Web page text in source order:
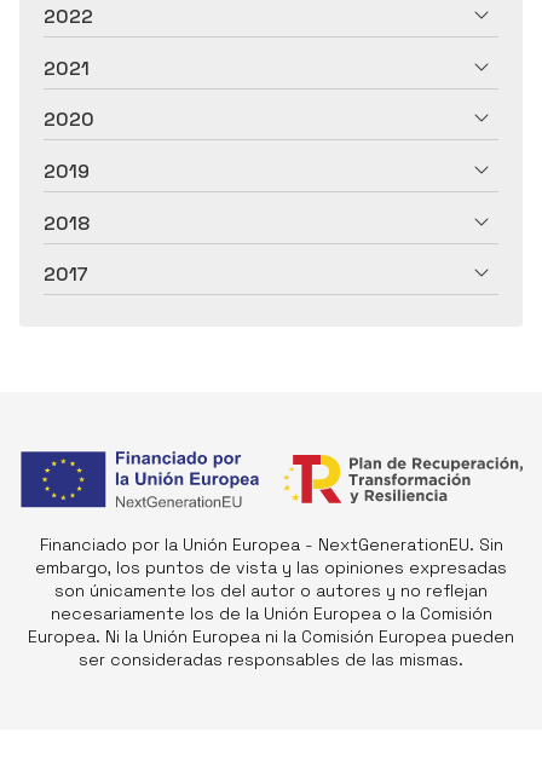
2022
2021
2020
2019
2018
2017
Financiado por la Unión Europea - NextGenerationEU. Sin
embargo, los puntos de vista y las opiniones expresadas
son únicamente los del autor o autores y no reflejan
necesariamente los de la Unión Europea o la Comisión
Europea. Ni la Unión Europea ni la Comisión Europea pueden
ser consideradas responsables de las mismas.